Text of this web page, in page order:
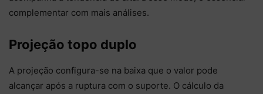
complementar com mais análises.
Projeção topo duplo
A projeção configura-se na baixa que o valor pode
alcançar após a ruptura com o suporte. O cálculo da